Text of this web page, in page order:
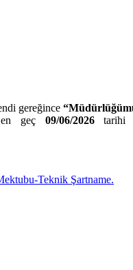
gereğince “
en geç 09/06/2026tarihi
Teknik Şartname.